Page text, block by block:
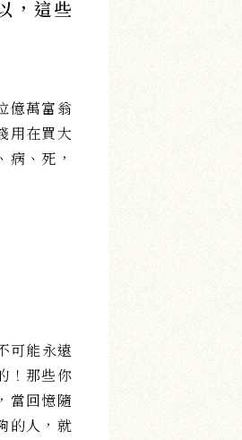
，這些
億萬富翁
用在買大
、死，
可能永遠
！那些你
當回憶隨
的人，就